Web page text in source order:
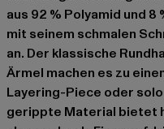
aus 92 % Polyamid und
mit seinem schmalen
an. Der klassische
Ärmel machen es zu
Layering-Piece oder
gerippte Material bietet